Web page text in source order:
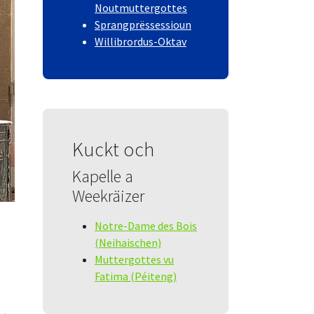
Noutmuttergottes
Sprangprëssessioun
Willibrordus-Oktav
Kuckt och
Kapelle a
Weekräizer
Notre-Dame des Bois
(Neihaischen)
Muttergottes vu
Fatima (Péiteng)